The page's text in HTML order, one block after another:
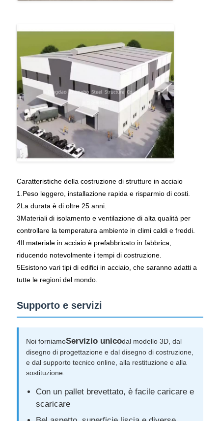
Caratteristiche della costruzione di strutture in acciaio
1.Peso leggero, installazione rapida e risparmio di costi.
2La durata è di oltre 25 anni.
3Materiali di isolamento e ventilazione di alta qualità per
controllare la temperatura ambiente in climi caldi e freddi.
4Il materiale in acciaio è prefabbricato in fabbrica,
riducendo notevolmente i tempi di costruzione.
5Esistono vari tipi di edifici in acciaio, che saranno adatti a
tutte le regioni del mondo.
Supporto e servizi
Noi forniamoServizio unicodal modello 3D, dal
disegno di progettazione e dal disegno di costruzione,
e dal supporto tecnico online, alla restituzione e alla
sostituzione.
Con un pallet brevettato, è facile caricare e
scaricare